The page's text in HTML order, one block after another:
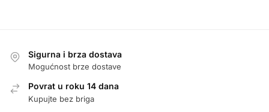
Sigurna i brza dostava
Mogućnost brze dostave
Povrat u roku 14 dana
Kupujte bez briga